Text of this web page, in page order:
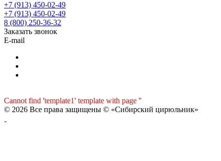
+7 (913) 450-02-49
+7 (913) 450-02-49
8 (800) 250-36-32
Заказать звонок
E-mail
Cannot find 'template1' template with page ''
© 2026 Все права защищены © «Сибирский цирюльник»